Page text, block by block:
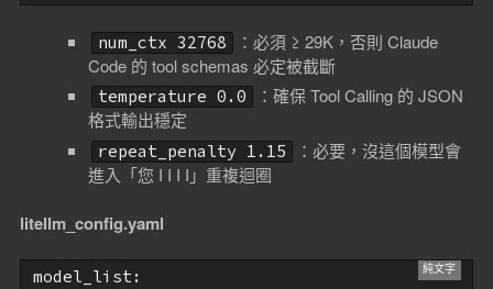
num_ctx 32768
：必須 ≥ 29K，否則 Claude
Code 的 tool schemas 必定被截斷
temperature 0.0
：確保 Tool Calling 的 JSON
格式輸出穩定
repeat_penalty 1.15
：必要，沒這個模型會
進入「您 I I I I」重複迴圈
litellm_config.yaml
model_list: